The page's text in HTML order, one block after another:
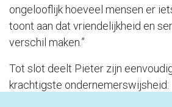
ongelooflijk hoeveel mensen er
toont aan dat vriendelijkheid en
verschil maken.”
Tot slot deelt Pieter zijn
krachtigste ondernemerswijsheid: